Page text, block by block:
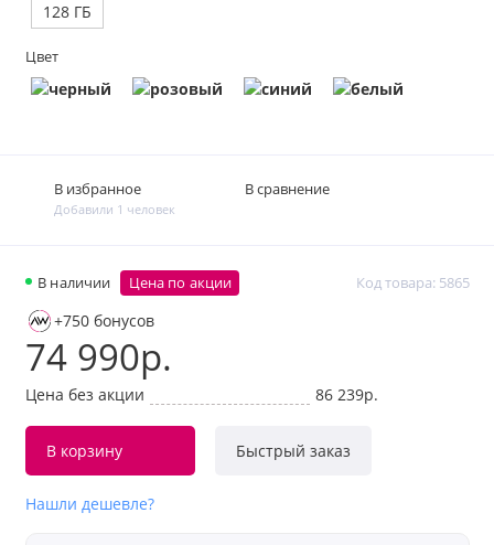
128 ГБ
Цвет
В наличии Код товара: 5865
Цена по акции
+750 бонусов
74 990р.
Цена без акции 86 239р.
В корзину Быстрый заказ
Нашли дешевле?
В избранное
Добавили 1 человек
В сравнение